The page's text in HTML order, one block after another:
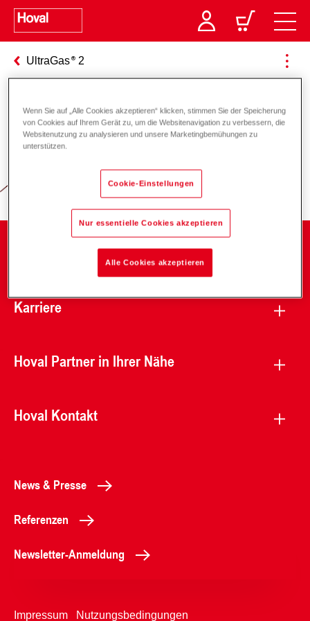
UltraGas 2
Verantwortung für Energie und
Karriere
Hoval Partner in Ihrer Nähe
Hoval Kontakt
News & Presse
Referenzen
Newsletter-Anmeldung
Impressum Nutzungsbedingungen
Wenn Sie auf „Alle Cookies akzeptieren“ klicken, stimmen Sie der Speicherung
von Cookies auf Ihrem Gerät zu, um die Websitenavigation zu verbessern, die
Websitenutzung zu analysieren und unsere Marketingbemühungen zu
unterstützen.
Cookie-Einstellungen
Nur essentielle Cookies akzeptieren
Alle Cookies akzeptieren